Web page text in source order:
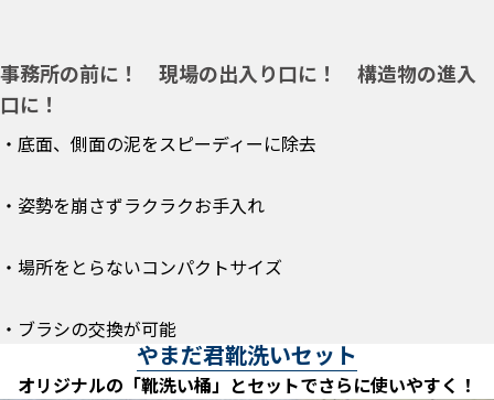
事務所の前に！ 現場の出入り口に！ 構造物の進入
口に！
・底面、側面の泥をスピーディーに除去
・姿勢を崩さずラクラクお手入れ
・場所をとらないコンパクトサイズ
・ブラシの交換が可能
やまだ君靴洗いセット
オリジナルの「靴洗い桶」とセットでさらに使いやすく！